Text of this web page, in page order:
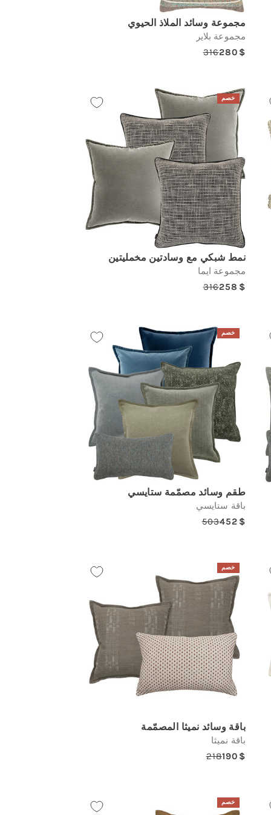
مجموعة وسائد الملاذ الحيوي
مجموعة بلاير
Regular316
Sale
280
خصم
نمط شبكي مع وسادتين مخمليتين
مجموعة ايما
Regular316
Sale
258
خصم
طقم وسائد مصمّمة ستايسي
باقة ستايسي
Regular503
Sale
452
خصم
باقة وسائد نميثا المصمّمة
باقة نميثا
Regular218
Sale
190
خصم